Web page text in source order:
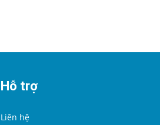
Hỗ trợ
Liên hệ